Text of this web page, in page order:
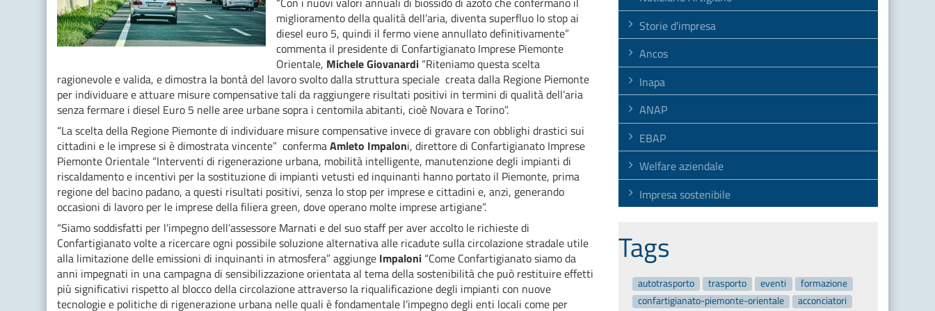
miglioramento della qualità dell’aria, diventa superfluo lo stop ai
diesel euro 5, quindi il fermo viene annullato definitivamente”
commenta il presidente di Confartigianato Imprese Piemonte
Orientale, Michele Giovanardi “Riteniamo questa scelta
ragionevole e valida, e dimostra la bontà del lavoro svolto dalla struttura speciale creata dalla Regione Piemonte
per individuare e attuare misure compensative tali da raggiungere risultati positivi in termini di qualità dell’aria
senza fermare i diesel Euro 5 nelle aree urbane sopra i centomila abitanti, cioè Novara e Torino”.
“La scelta della Regione Piemonte di individuare misure compensative invece di gravare con obblighi drastici sui
cittadini e le imprese si è dimostrata vincente” confermaAmleto Impaloni, direttore di Confartigianato Imprese
Piemonte Orientale “Interventi di rigenerazione urbana, mobilità intelligente, manutenzione degli impianti di
riscaldamento e incentivi per la sostituzione di impianti vetusti ed inquinanti hanno portato il Piemonte, prima
regione del bacino padano, a questi risultati positivi, senza lo stop per imprese e cittadini e, anzi, generando
occasioni di lavoro per le imprese della filiera green, dove operano molte imprese artigiane”.
“Siamo soddisfatti per l’impegno dell’assessore Marnati e del suo staff per aver accolto le richieste di
Confartigianato volte a ricercare ogni possibile soluzione alternativa alle ricadute sulla circolazione stradale utile
alla limitazione delle emissioni di inquinanti in atmosfera” aggiunge Impaloni “Come Confartigianato siamo da
anni impegnati in una campagna di sensibilizzazione orientata al tema della sostenibilità che può restituire effetti
più significativi rispetto al blocco della circolazione attraverso la riqualificazione degli impianti con nuove
tecnologie e politiche di rigenerazione urbana nelle quali è fondamentale l’impegno degli enti locali come per
Storie d'impresa
Ancos
Inapa
ANAP
EBAP
Welfare aziendale
Impresa sostenibile
Tags
autotrasporto trasporto eventi
formazione
confartigianato-piemonte-orientale
acconciatori